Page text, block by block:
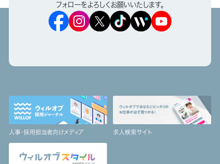
フォローをよろしくお願いいたします。
人事・採用担当者向けメディア 求人検索サイト